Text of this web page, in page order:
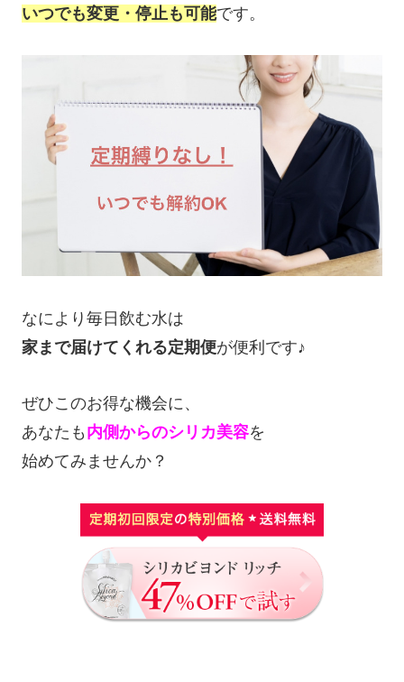
いつでも変更・停止も可能です。
なにより毎日飲む水は
家まで届けてくれる定期便が便利です♪
ぜひこのお得な機会に、
あなたも 内側からのシリカ美容を
始めてみませんか？